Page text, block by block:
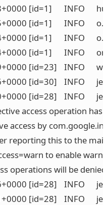
found at: EnvVars.masterEnvVars.get("JENKINS_HOME")
var/jenkins_home/war/,AVAILABLE}{/var/jenkins_home/war}
1.1, (http/1.1)}{0.0.0.0:8080}
Started @8856ms
Servlet Engine running: controlPort=disabled
Started initialization
Listed all plugins
access operation has
access by
reporting this to the
to enable
operations will be denied
Prepared all plugins
Started all plugins